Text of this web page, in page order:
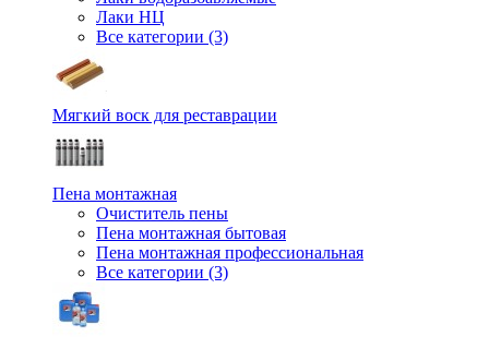
Лаки НЦ
Все категории (3)
Мягкий воск для реставрации
Пена монтажная
Очиститель пены
Пена монтажная бытовая
Пена монтажная профессиональная
Все категории (3)